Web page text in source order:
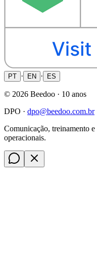
PT · EN · ES
© 2026 Beedoo · 10 anos
DPO · dpo@beedoo.com.br
Comunicação, treinamento
operacionais.